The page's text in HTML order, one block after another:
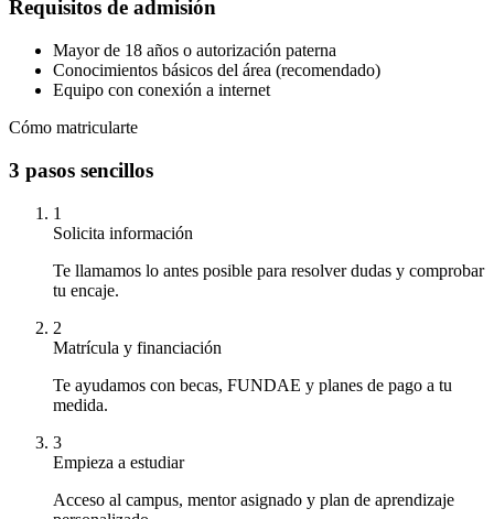
Requisitos de admisión
Mayor de 18 años o autorización paterna
Conocimientos básicos del área (recomendado)
Equipo con conexión a internet
Cómo matricularte
3 pasos sencillos
1
Solicita información
Te llamamos lo antes posible para resolver dudas y comprobar
tu encaje.
2
Matrícula y financiación
Te ayudamos con becas, FUNDAE y planes de pago a tu
medida.
3
Empieza a estudiar
Acceso al campus, mentor asignado y plan de aprendizaje